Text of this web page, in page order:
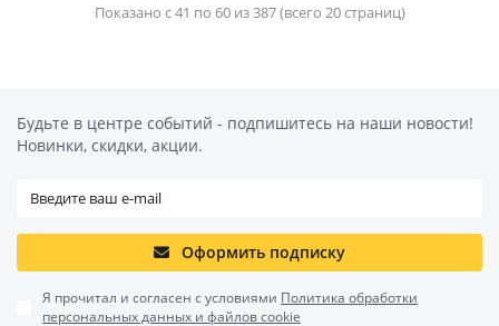
Показано с 41 по 60 из 387 (всего 20 страниц)
Будьте в центре событий - подпишитесь на наши новости!
Новинки, скидки, акции.
Оформить подписку
Я прочитал и согласен с условиями Политика обработки
персональных данных и файлов cookie